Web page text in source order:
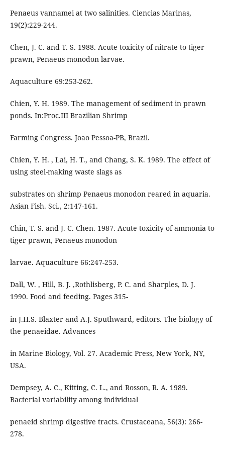
Penaeus vannamei at two salinities. Ciencias Marinas,
19(2):229-244.
Chen, J. C. and T. S. 1988. Acute toxicity of nitrate to tiger
prawn, Penaeus monodon larvae.
Aquaculture 69:253-262.
Chien, Y. H. 1989. The management of sediment in prawn
ponds. In:Proc.III Brazilian Shrimp
Farming Congress. Joao Pessoa-PB, Brazil.
Chien, Y. H. , Lai, H. T., and Chang, S. K. 1989. The effect of
using steel-making waste slags as
substrates on shrimp Penaeus monodon reared in aquaria.
Asian Fish. Sci., 2:147-161.
Chin, T. S. and J. C. Chen. 1987. Acute toxicity of ammonia to
tiger prawn, Penaeus monodon
larvae. Aquaculture 66:247-253.
Dall, W. , Hill, B. J. ,Rothlisberg, P. C. and Sharples, D. J.
1990. Food and feeding. Pages 315-
in J.H.S. Blaxter and A.J. Sputhward, editors. The biology of
the penaeidae. Advances
in Marine Biology, Vol. 27. Academic Press, New York, NY,
USA.
Dempsey, A. C., Kitting, C. L., and Rosson, R. A. 1989.
Bacterial variability among individual
penaeid shrimp digestive tracts. Crustaceana, 56(3): 266-
278.